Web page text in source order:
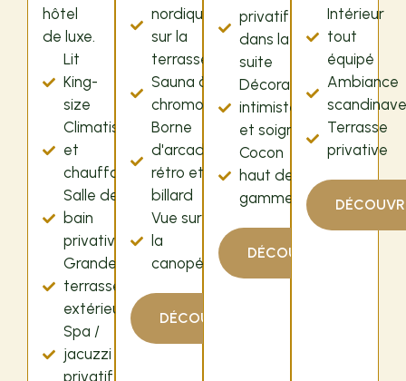
hôtel
de luxe.
Lit
King-
size
Climatisation
et
chauffage
Salle de
bain
privative
Grande
terrasse
extérieure
Spa /
jacuzzi
privatif
nordique
sur la
terrasse
Sauna à
chromothérapie
Borne
d'arcade
rétro et
billard
Vue sur
la
canopée
DÉCOUVRIR
privatif
dans la
suite
Décoration
intimiste
et soignée
Cocon
haut de
gamme
DÉCOUVRIR
Intérieur
tout
équipé
Ambiance
scandinave
Terrasse
privative